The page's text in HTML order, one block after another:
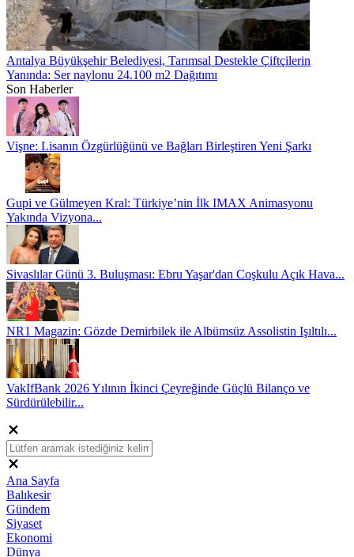
Antalya Büyükşehir Belediyesi, Tarımsal Destekle Çiftçilerin
Yanında: Ser naylonu 24.100 m2 Dağıtımı
Son Haberler
Vişne: Lisanın Özgürlüğünü ve Bağları Birleştiren Yeni Şarkı
Gupi ve Gülmeyen Kral: Türkiye’nin İlk IMAX Animasyonu
Yakında Vizyona...
Sivaslılar Günü 3. Buluşması: Ebru Yaşar'dan Coşkulu Açık Hava...
NR1 Magazin: Gözde Demirbilek ile Albümsüz Assolistin Işıltılı...
VakIfBank 2026 Yılının İkinci Çeyreğinde Güçlü Bilanço ve
Sürdürülebilir...
Ana Sayfa
Balıkesir
Gündem
Siyaset
Ekonomi
Dünya